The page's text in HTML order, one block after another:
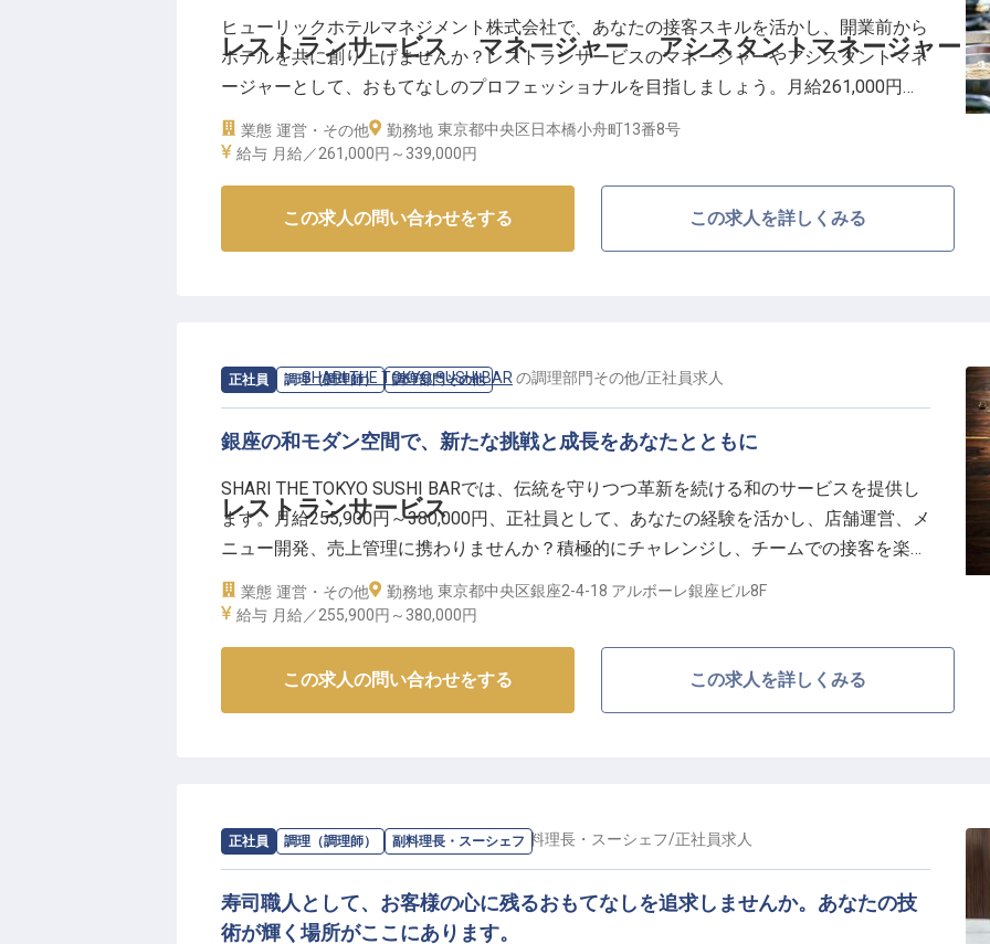
レストランサービス マネージャー アシスタントマネージャー
ヒューリックホテルマネジメント株式会社で、あなたの接客スキルを活かし、開業前から
ホテルを共に創り上げませんか？レストランサービスのマネージャーやアシスタントマネ
ージャーとして、おもてなしのプロフェッショナルを目指しましょう。月給261,000円～
で、あなたの経験と情熱をお待ちしています。海外ゲスト対応も楽しめる方、大歓迎で
す！
業態 運営・その他 勤務地 東京都中央区日本橋小舟町13番8号
給与 月給／261,000円～ 339,000円
この求人の問い合わせをする この求人を詳しくみる
正社員 調理（調理師） 調理部門その他
レストランサービス
求人情報：SHARI THE TOKYO SUSHI BAR の調理部門その他/正社員求人
銀座の和モダン空間で、新たな挑戦と成長をあなたとともに
SHARI THE TOKYO SUSHI BARでは、伝統を守りつつ革新を続ける和のサービスを提供し
ます。月給255,900円～380,000円、正社員として、あなたの経験を活かし、店舗運営、メ
ニュー開発、売上管理に携わりませんか？積極的にチャレンジし、チームでの接客を楽し
める方をお待ちしています。銀座の中心で、あなたの新しい物語を始めましょう。
※2025年05月19日時点の情報です
業態 運営・その他 勤務地 東京都中央区銀座2-4-18 アルボーレ銀座ビル8F
給与 月給／255,900円～ 380,000円
この求人の問い合わせをする この求人を詳しくみる
正社員 調理（調理師） 副料理長・スーシェフ
求人情報：the SUSHI／アンダーズ東京 の副料理長・スーシェフ/正社員求人
寿司職人として、お客様の心に残るおもてなしを追求しませんか。あなたの技
術が輝く場所がここにあります。